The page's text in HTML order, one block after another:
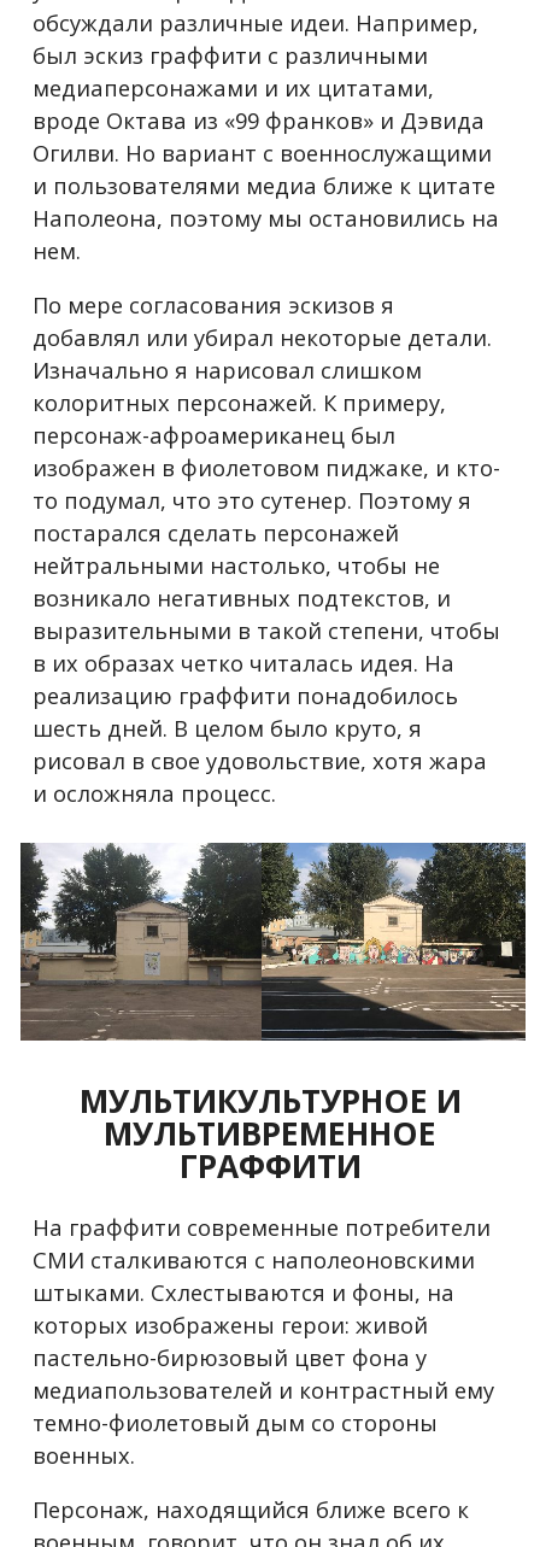
обсуждали различные идеи. Например,
был эскиз граффити с различными
медиаперсонажами и их цитатами,
вроде Октава из «99 франков» и Дэвида
Огилви. Но вариант с военнослужащими
и пользователями медиа ближе к цитате
Наполеона, поэтому мы остановились на
нем.
По мере согласования эскизов я
добавлял или убирал некоторые детали.
Изначально я нарисовал слишком
колоритных персонажей. К примеру,
персонаж-афроамериканец был
изображен в фиолетовом пиджаке, и кто-
то подумал, что это сутенер. Поэтому я
постарался сделать персонажей
нейтральными настолько, чтобы не
возникало негативных подтекстов, и
выразительными в такой степени, чтобы
в их образах четко читалась идея. На
реализацию граффити понадобилось
шесть дней. В целом было круто, я
рисовал в свое удовольствие, хотя жара
и осложняла процесс.
МУЛЬТИКУЛЬТУРНОЕ И
МУЛЬТИВРЕМЕННОЕ
ГРАФФИТИ
На граффити современные потребители
СМИ сталкиваются с наполеоновскими
штыками. Схлестываются и фоны, на
которых изображены герои: живой
пастельно-бирюзовый цвет фона у
медиапользователей и контрастный ему
темно-фиолетовый дым со стороны
военных.
Персонаж, находящийся ближе всего к